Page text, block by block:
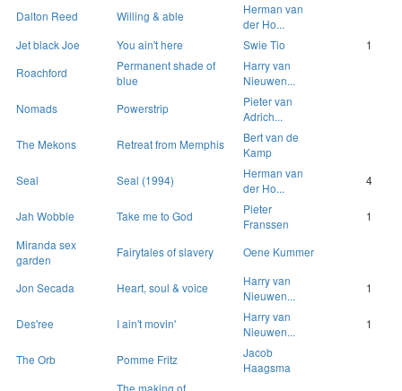
Dalton Reed
Willing & able
Herman van
der Ho...
Jet black Joe
You ain't here Swie Tio
1
Roachford
Permanent shade of
blue
Harry van
Nieuwen...
Nomads
Powerstrip
Pieter van
Adrich...
The Mekons
Retreat from Memphis
Bert van de
Kamp
Seal
Seal (1994)
Herman van
der Ho...
4
Jah Wobble Take me to God
Pieter
Franssen
1
Miranda sex
garden
Fairytales of slavery Oene Kummer
Jon Secada Heart, soul & voice
Harry van
Nieuwen...
1
Des'ree I ain't movin'
Harry van
Nieuwen...
1
The Orb Pomme Fritz
Jacob
Haagsma